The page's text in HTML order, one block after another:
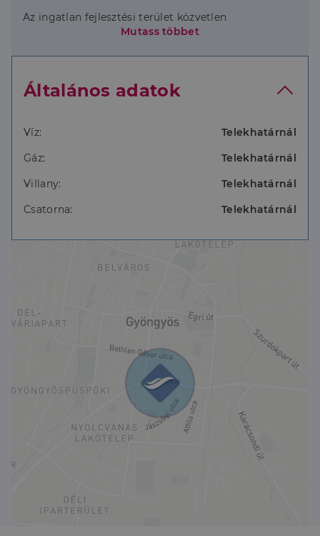
Az ingatlan fejlesztési terület közvetlen
szomszédságában található, amely rövid távon
bizalommal!
Mutass többet
Általános adatok
Víz:
Telekhatárnál
Gáz:
Telekhatárnál
Villany:
Telekhatárnál
Csatorna:
Telekhatárnál